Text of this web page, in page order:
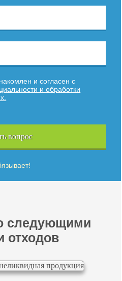
и согласен с
и обработки
вопрос
следующими
отходов